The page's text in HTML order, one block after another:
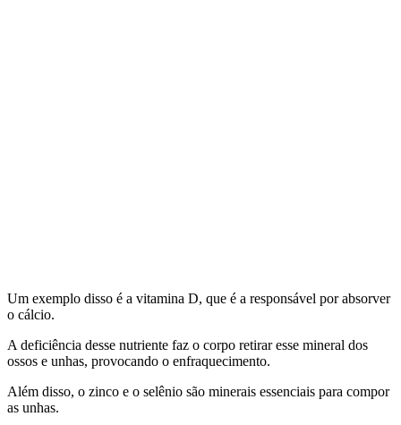
Um exemplo disso é a vitamina D, que é a responsável por absorver
o cálcio.
A deficiência desse nutriente faz o corpo retirar esse mineral dos
ossos e unhas, provocando o enfraquecimento.
Além disso, o zinco e o selênio são minerais essenciais para compor
as unhas.